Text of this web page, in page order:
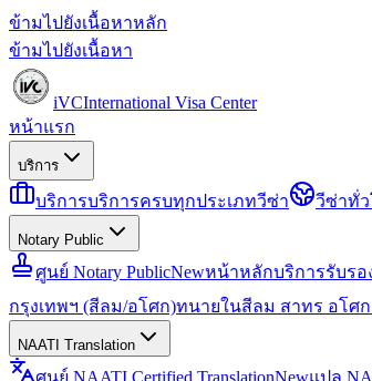
ข้ามไปยังเนื้อหาหลัก
ข้ามไปยังเนื้อหา
iVCInternational Visa Center
หน้าแรก
บริการ
บริการบริการครบทุกประเภทวีซ่า วีซ่าทั่
Notary Public
ศูนย์ Notary PublicNewหน้าหลักบริการรับรอ
กรุงเทพฯ (สีลม/อโศก)ทนายในสีลม สาทร อโศ
NAATI Translation
ศูนย์ NAATI Certified TranslationNewแปล